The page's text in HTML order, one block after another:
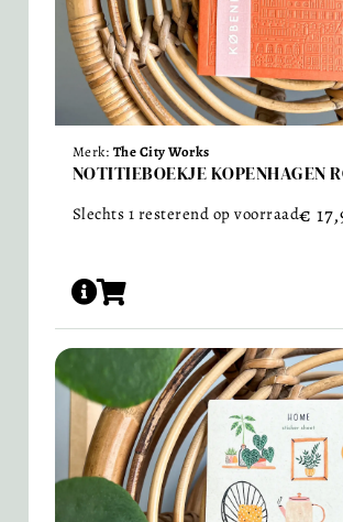
Merk: The City Works
NOTITIEBOEKJE KOPENHAGEN
Slechts 1 resterend op voorraad€